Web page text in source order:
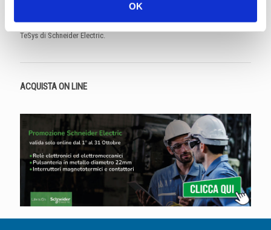
OK
Ovunque vi troviate nel mondo e ovunque realizziate i vostri progetti
potete affidarvi ai contattori e interruttori magnetotermici della gamma
TeSys di Schneider Electric.
ACQUISTA ON LINE